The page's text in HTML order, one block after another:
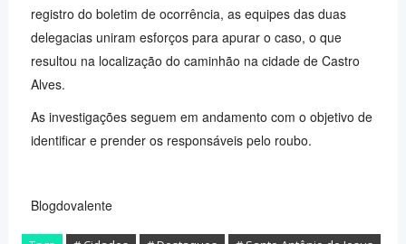
registro do boletim de ocorrência, as equipes das duas
delegacias uniram esforços para apurar o caso, o que
resultou na localização do caminhão na cidade de Castro
Alves.
As investigações seguem em andamento com o objetivo de
identificar e prender os responsáveis pelo roubo.
Blogdovalente